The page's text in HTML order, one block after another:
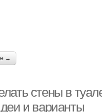
→
стены в
и варианты